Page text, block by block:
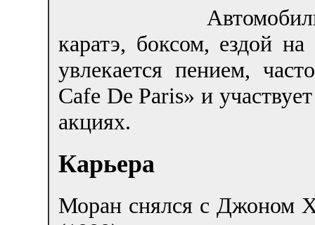
каратэ, боксом, ездой
увлекается пением,
Cafe De Paris» и
акциях.
Карьера
Моран снялся с Джоном